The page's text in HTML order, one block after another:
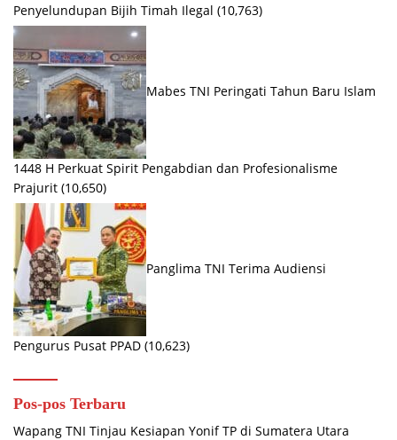
Penyelundupan Bijih Timah Ilegal (10,763)
Mabes TNI Peringati Tahun Baru Islam
1448 H Perkuat Spirit Pengabdian dan Profesionalisme
Prajurit (10,650)
Panglima TNI Terima Audiensi
Pengurus Pusat PPAD (10,623)
Pos-pos Terbaru
Wapang TNI Tinjau Kesiapan Yonif TP di Sumatera Utara